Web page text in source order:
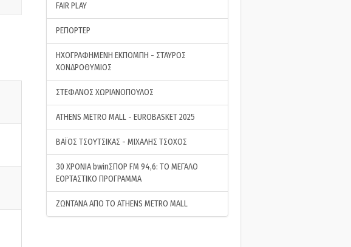
FAIR PLAY
ΡΕΠΟΡΤΕΡ
ΗΧΟΓΡΑΦΗΜΕΝΗ ΕΚΠΟΜΠΗ - ΣΤΑΥΡΟΣ
ΧΟΝΔΡΟΘΥΜΙΟΣ
ΣΤΕΦΑΝΟΣ ΧΩΡΙΑΝΟΠΟΥΛΟΣ
ATHENS METRO MALL - EUROBASKET 2025
ΒΑΪΟΣ ΤΣΟΥΤΣΙΚΑΣ - ΜΙΧΑΛΗΣ ΤΣΟΧΟΣ
30 ΧΡΟΝΙΑ bwinΣΠΟΡ FM 94,6: ΤΟ ΜΕΓΑΛΟ
ΕΟΡΤΑΣΤΙΚΟ ΠΡΟΓΡΑΜΜΑ
ΖΩΝΤΑΝΑ ΑΠΟ ΤΟ ATHENS METRO MALL